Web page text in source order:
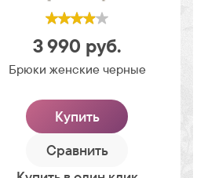
3 990 руб.
Брюки женские черные
Купить
Сравнить